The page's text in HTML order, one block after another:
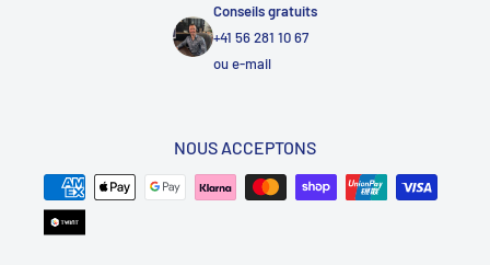
Conseils gratuits
+41 56 281 10 67
oue-mail
NOUS ACCEPTONS